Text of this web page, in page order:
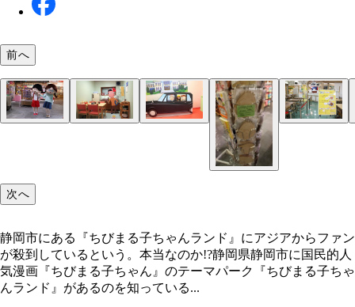
静岡市にある『ちびまる子ちゃんランド』にアジ
昔ながらの日本の小学校の授業っぽさも体験でき
静岡市が参加した『台中国際旅行博』でもこの大
台湾のファンは年齢や性別を問わないという
静岡市が参加した『台中国際旅行博』では、まる
団体客には必ず気ぐるみがお出迎え。それがイン
館内では『ちびまる子ちゃん』の世界がリアルに
る。日本のお茶の間の空気感を体験できるのも人
登場人物の衣装をレンタルすれば、『ちびまる子
ん』ワールドでこんな記念写真も撮れる！
学校給食を味わえるレストランがあり駄菓子も買
まさにアニメの中の昭和の日本を堪能できるのも
これも女装子？ まる子ワールドのキャラになりき
しげなアジア人観光客の写真が館内に
前へ
次へ
静岡市にある『ちびまる子ちゃんランド』にアジアからファン
が殺到しているという。本当なのか!?静岡県静岡市に国民的人
気漫画『ちびまる子ちゃん』のテーマパーク『ちびまる子ちゃ
んランド』があるのを知っている...